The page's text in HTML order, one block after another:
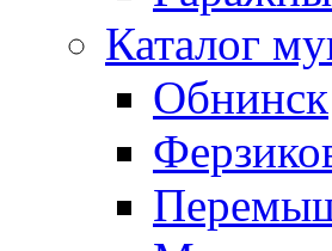
Каталог
Обнинск